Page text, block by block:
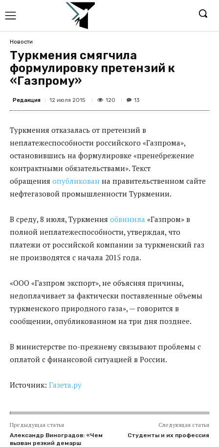
Новости
Туркмения смягчила
формулировку претензий к
«Газпрому»
Редакция 12 июля 2015 120 13
Туркмения отказалась от претензий в
неплатежеспособности российского «Газпрома»,
остановившись на формулировке «пренебрежение
контрактными обязательствами». Текст
обращения опубликован на правительственном сайте
нефтегазовой промышленности Туркмении.
В среду, 8 июля, Туркмения обвинила «Газпром» в
полной неплатежеспособности, утверждая, что
платежи от российской компании за туркменский газ
не производятся с начала 2015 года.
«ООО «Газпром экспорт», не объясняя причины,
недоплачивает за фактически поставленные объемы
туркменского природного газа», — говорится в
сообщении, опубликованном на три дня позднее.
В министерстве по-прежнему связывают проблемы с
оплатой с финансовой ситуацией в России.
Источник: Газета.ру
Предыдущая статья
Александр Виноградов: «Чем
вызван резкий демарш
Следующая статья
Студенты и их профессия